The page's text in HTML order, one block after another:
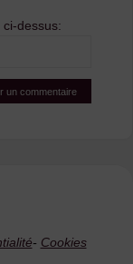
ci-dessus:
- Cookies